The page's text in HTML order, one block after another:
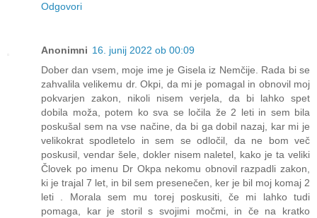
Odgovori
Anonimni 16. junij 2022 ob 00:09
Dober dan vsem, moje ime je Gisela iz Nemčije. Rada bi se
zahvalila velikemu dr. Okpi, da mi je pomagal in obnovil moj
pokvarjen zakon, nikoli nisem verjela, da bi lahko spet
dobila moža, potem ko sva se ločila že 2 leti in sem bila
poskušal sem na vse načine, da bi ga dobil nazaj, kar mi je
velikokrat spodletelo in sem se odločil, da ne bom več
poskusil, vendar šele, dokler nisem naletel, kako je ta veliki
Človek po imenu Dr Okpa nekomu obnovil razpadli zakon,
ki je trajal 7 let, in bil sem presenečen, ker je bil moj komaj 2
leti . Morala sem mu torej poskusiti, če mi lahko tudi
pomaga, kar je storil s svojimi močmi, in če na kratko